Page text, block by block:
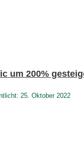
um 200%
25. Oktober 2022